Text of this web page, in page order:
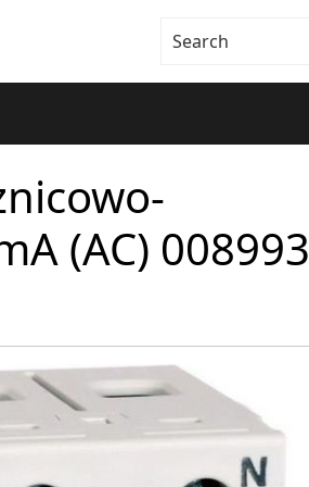
(AC) 008993